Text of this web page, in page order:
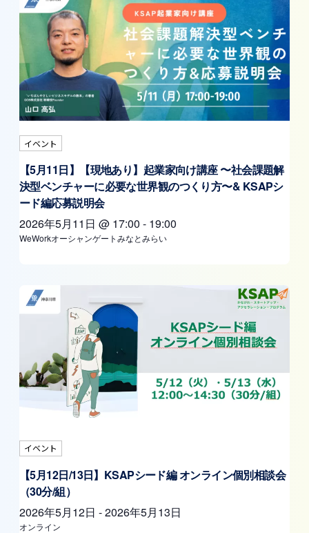
イベント
【5月11日】【現地あり】起業家向け講座 〜社会課題解
決型ベンチャーに必要な世界観のつくり方〜& KSAPシ
ード編応募説明会
2026年5月11日 @ 17:00 - 19:00
WeWorkオーシャンゲートみなとみらい
イベント
【5月12日/13日】KSAPシード編 オンライン個別相談会
（30分/組）
2026年5月12日 -2026年5月13日
オンライン